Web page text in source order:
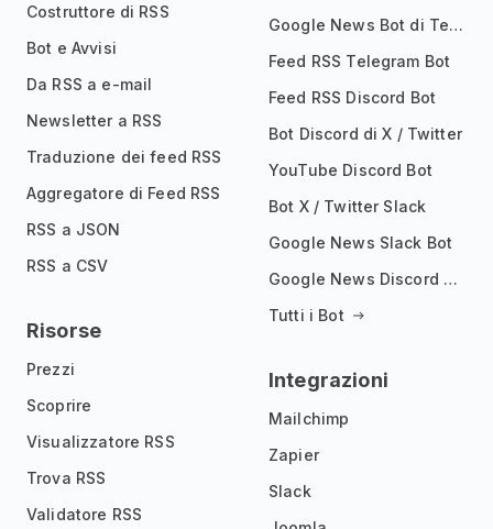
Costruttore di RSS
Bot e Avvisi
Da RSS a e-mail
Newsletter a RSS
Traduzione dei feed RSS
Aggregatore di Feed RSS
RSS a JSON
RSS a CSV
Risorse
Prezzi
Scoprire
Visualizzatore RSS
Trova RSS
Validatore RSS
Google News Bot di Telegram
Feed RSS Telegram Bot
Feed RSS Discord Bot
Bot Discord di X / Twitter
YouTube Discord Bot
Bot X / Twitter Slack
Google News Slack Bot
Google News Discord Bot
Tutti i Bot
Integrazioni
Mailchimp
Zapier
Slack